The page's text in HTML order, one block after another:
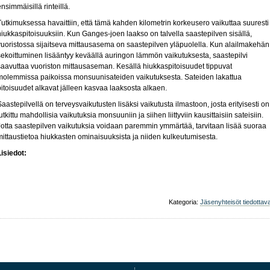
rinteillä.
havaittiin, että tämä kahden kilometrin korkeusero vaikuttaa suuresti
Kun Ganges-joen laakso on talvella saastepilven sisällä,
sijaitseva mittausasema on saastepilven yläpuolella. Kun alailmakehän
lisääntyy keväällä auringon lämmön vaikutuksesta, saastepilvi
vuoriston mittausaseman. Kesällä hiukkaspitoisuudet tippuvat
paikoissa monsuunisateiden vaikutuksesta. Sateiden lakattua
alkavat jälleen kasvaa laaksosta alkaen.
on terveysvaikutusten lisäksi vaikutusta ilmastoon, josta erityisesti on
mahdollisia vaikutuksia monsuuniin ja siihen liittyviin kausittaisiin sateisiin.
saastepilven vaikutuksia voidaan paremmin ymmärtää, tarvitaan lisää suoraa
hiukkasten ominaisuuksista ja niiden kulkeutumisesta.
Kategoria: Jäsenyhteisöt